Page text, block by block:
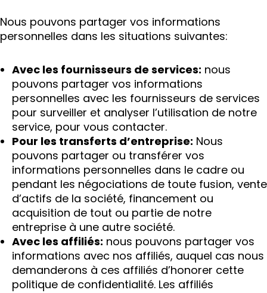
Nous pouvons partager vos informations
personnelles dans les situations suivantes:
Avec les fournisseurs de services: nous
pouvons partager vos informations
personnelles avec les fournisseurs de services
pour surveiller et analyser l’utilisation de notre
service, pour vous contacter.
Pour les transferts d’entreprise: Nous
pouvons partager ou transférer vos
informations personnelles dans le cadre ou
pendant les négociations de toute fusion, vente
d’actifs de la société, financement ou
acquisition de tout ou partie de notre
entreprise à une autre société.
Avec les affiliés: nous pouvons partager vos
informations avec nos affiliés, auquel cas nous
demanderons à ces affiliés d’honorer cette
politique de confidentialité. Les affiliés